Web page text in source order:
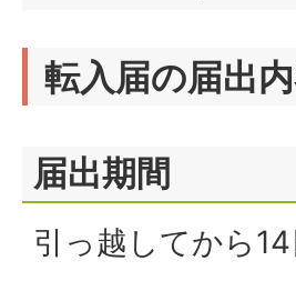
転入届の届出
届出期間
引っ越してから